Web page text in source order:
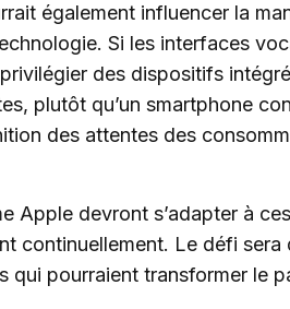
également influencer la
Si les interfaces
des dispositifs
plutôt qu’un smartphone
des attentes des
Apple devront s’adapter à
continuellement. Le défi
qui pourraient transformer le